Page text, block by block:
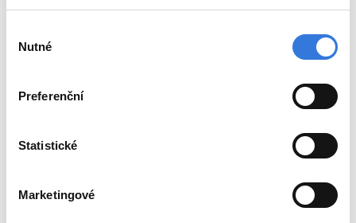
souhlasu
Nutné
Preferenční
Statistické
Marketingové
Sídlo společnosti
Pacienti a návštěvy
Pokladna
Objednací doby pacientů
Výplata důchodů